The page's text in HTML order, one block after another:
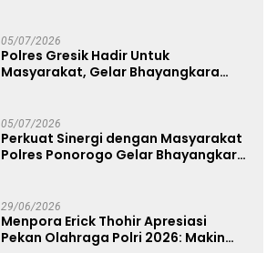
05/07/2026
Polres Gresik Hadir Untuk
Masyarakat, Gelar Bhayangkara
05/07/2026
Perkuat Sinergi dengan Masyarakat
Polres Ponorogo Gelar Bhayangkara
29/06/2026
Menpora Erick Thohir Apresiasi
Pekan Olahraga Polri 2026: Makin